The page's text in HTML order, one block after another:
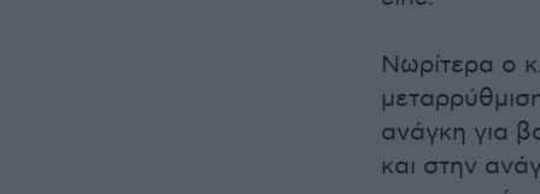
Νωρίτερα ο
ανάγκη για
και στην